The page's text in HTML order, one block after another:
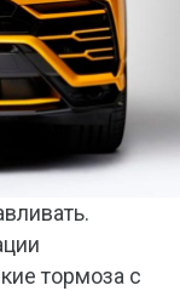
тормоза с